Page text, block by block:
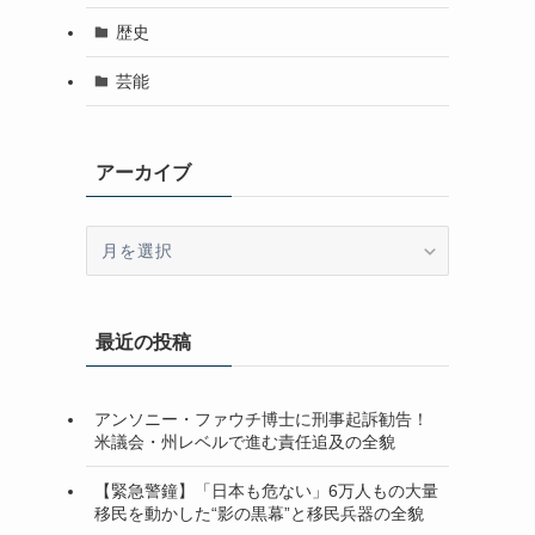
歴史
芸能
アーカイブ
ブ最近の投稿
アンソニー・ファウチ博士に刑事起訴勧告！
米議会・州レベルで進む責任追及の全貌
【緊急警鐘】「日本も危ない」6万人もの大量
移民を動かした“影の黒幕”と移民兵器の全貌